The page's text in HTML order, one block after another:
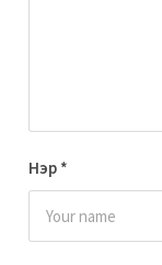
Нэр *